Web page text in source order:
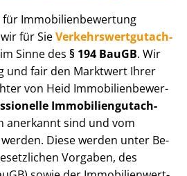
für Im­mo­bi­li­en­be­wer­tung
für SieVer­kehrs­wert­gut­ach­
im Sinne des § 194 BauGB. Wir
und fair den Marktwert Ihrer
von Heid Im­mo­bi­li­en­be­wer­
Im­mo­bi­li­en­gut­ach­
anerkannt sind und vom
Diese werden unter Be­
Vorgaben, des